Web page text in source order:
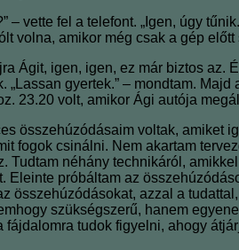
– vette fel a telefont. „Igen, úgy
volna, amikor még csak a gép
Ágit, igen, igen, ez már biztos
„Lassan gyertek.” – mondtam.
23.20 volt, amikor Ági autója
összehúzódásaim voltak, amiket
fogok csinálni. Nem akartam
Tudtam néhány technikáról,
Eleinte próbáltam az
összehúzódásokat, azzal a
szükségszerű, hanem
tudok figyelni, ahogy